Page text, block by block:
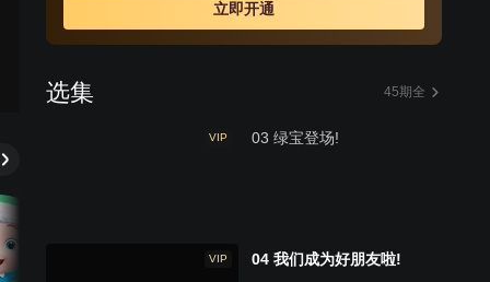
立即开通
选集 45期全
VIP 03 绿宝登场!
VIP 04 我们成为好朋友啦!